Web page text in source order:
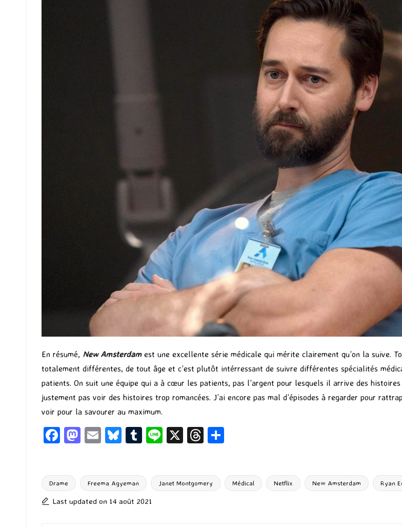
En résumé, New Amsterdamest une excellente série médicale qui mérite clairement qu’on la suive.
totalement différentes, de tout âge et c’est plutôt intérressant de suivre différentes spécialités
patients. On suit une équipe qui a à cœur les patients, pas l’argent pour lesquels il arrive des
justement pas voir des histoires trop romancées. J’ai encore pas mal d’épisodes à regarder pour
voir pour la savourer au maximum.
Fa
o
o
M
d
o
E
l
Bl
ky
T
bl
r
Li X
T
ds g
Tags:
Drame Freema Agyeman Janet Montgomery Médical Netflix New Amsterdam Ryan
Last updated on 14 août 2021